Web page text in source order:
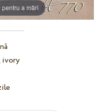
a mări
ivory